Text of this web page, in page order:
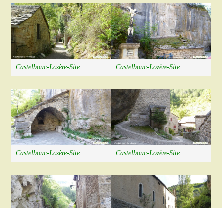
Castelbouc-Lozère-Site Castelbouc-Lozère-Site
Castelbouc-Lozère-Site Castelbouc-Lozère-Site